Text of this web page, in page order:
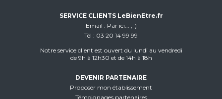
SERVICE CLIENTS LeBienEtre.fr
Email
Par ici... ;-)
Tél
03 20 14 99 99
Notre service client est ouvert du lundi au vendredi
de 9h à 12h30 et de 14h à 18h
DEVENIR PARTENAIRE
Proposer mon établissement
Témoignages partenaires